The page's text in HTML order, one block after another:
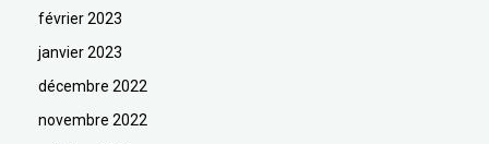
février 2023
janvier 2023
décembre 2022
novembre 2022